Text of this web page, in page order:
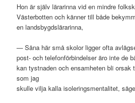
Hon är själv lärarinna vid en mindre
Västerbotten och känner till både
en landsbygdslärarinna,
— Såna här små skolor ligger ofta
post- och telefonförbindelser äro inte de
kan tystnaden och ensamheten bli orsak
som jag
skulle vilja kalla isoleringsmentalitet,